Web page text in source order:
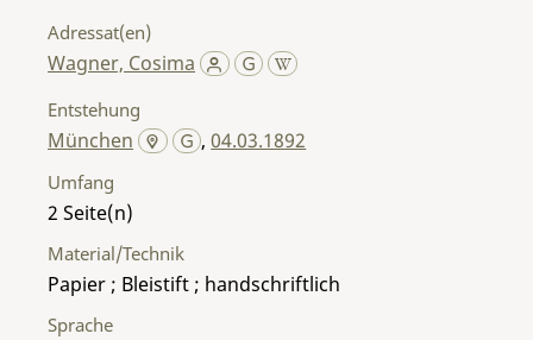
Adressat(en)
Wagner, Cosima
Entstehung
München ,04.03.1892
Umfang
2
Material/Technik
Papier ; Bleistift ; handschriftlich
Sprache